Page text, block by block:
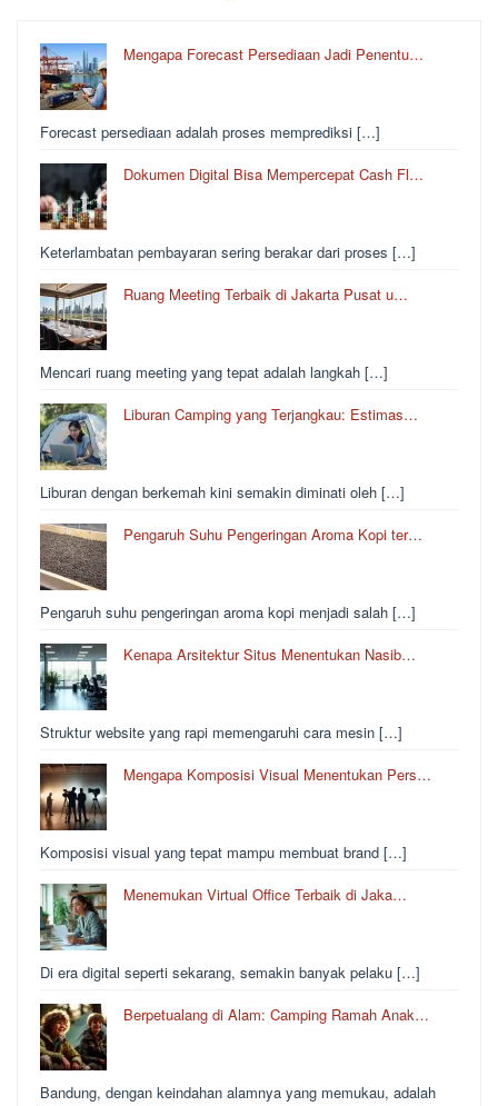
Mengapa Forecast Persediaan Jadi Penentu…
Forecast persediaan adalah proses memprediksi […]
Dokumen Digital Bisa Mempercepat Cash Fl…
Keterlambatan pembayaran sering berakar dari proses […]
Ruang Meeting Terbaik di Jakarta Pusat u…
Mencari ruang meeting yang tepat adalah langkah […]
Liburan Camping yang Terjangkau: Estimas…
Liburan dengan berkemah kini semakin diminati oleh […]
Pengaruh Suhu Pengeringan Aroma Kopi ter…
Pengaruh suhu pengeringan aroma kopi menjadi salah […]
Kenapa Arsitektur Situs Menentukan Nasib…
Struktur website yang rapi memengaruhi cara mesin […]
Mengapa Komposisi Visual Menentukan Pers…
Komposisi visual yang tepat mampu membuat brand […]
Menemukan Virtual Office Terbaik di Jaka…
Di era digital seperti sekarang, semakin banyak pelaku […]
Berpetualang di Alam: Camping Ramah Anak…
Bandung, dengan keindahan alamnya yang memukau, adalah